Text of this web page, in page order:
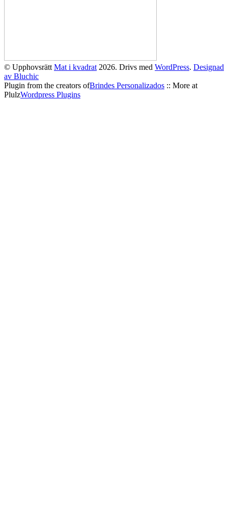
© Upphovsrätt Mat i kvadrat 2026. Drivs med WordPress. Designad
av Bluchic
Plugin from the creators ofBrindes Personalizados :: More at
PlulzWordpress Plugins